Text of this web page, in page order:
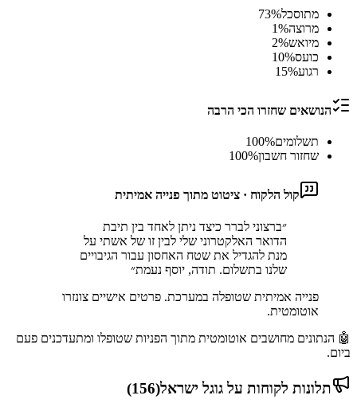
מתוסכל
73%
מרוצה
1%
מיואש
2%
כועס
10%
רגוע
15%
הנושאים שחזרו הכי הרבה
תשלומים 100%
שחזור חשבון
100%
קול הלקוח · ציטוט מתוך פנייה אמיתית
״ברצוני לברר כיצד ניתן לאחד בין תיבת
הדואר האלקטרוני שלי לבין זו של אשתי על
מנת להגדיל את שטח האחסון עבור הגיבויים
שלנו בתשלום. תודה, יוסף נעמת״
פנייה אמיתית שטופלה במערכת. פרטים אישיים צונזרו
אוטומטית.
🤖 הנתונים מחושבים אוטומטית מתוך הפניות שטופלו ומתעדכנים פעם
ביום.
תלונות לקוחות על גוגל ישראל(
156
)